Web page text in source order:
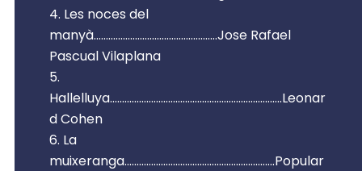
Les noces del
manyà...................................................Jose Rafael
Pascual Vilaplana
Hallelluya.......................................................................Leonar
d Cohen
La
muixeranga..............................................................Popular